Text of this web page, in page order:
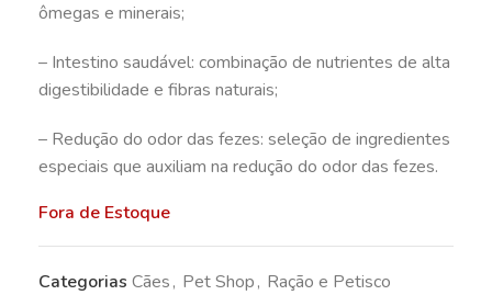
ômegas e minerais;
– Intestino saudável: combinação de nutrientes de alta
digestibilidade e fibras naturais;
– Redução do odor das fezes: seleção de ingredientes
especiais que auxiliam na redução do odor das fezes.
Fora de Estoque
Categorias Cães, Pet Shop, Ração e Petisco